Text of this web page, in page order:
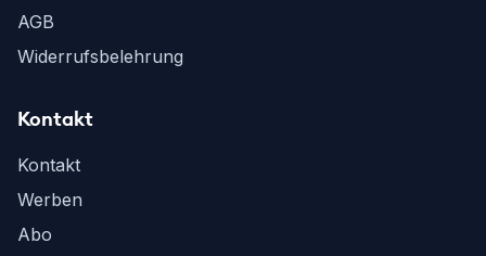
AGB
Widerrufsbelehrung
Kontakt
Kontakt
Werben
Abo